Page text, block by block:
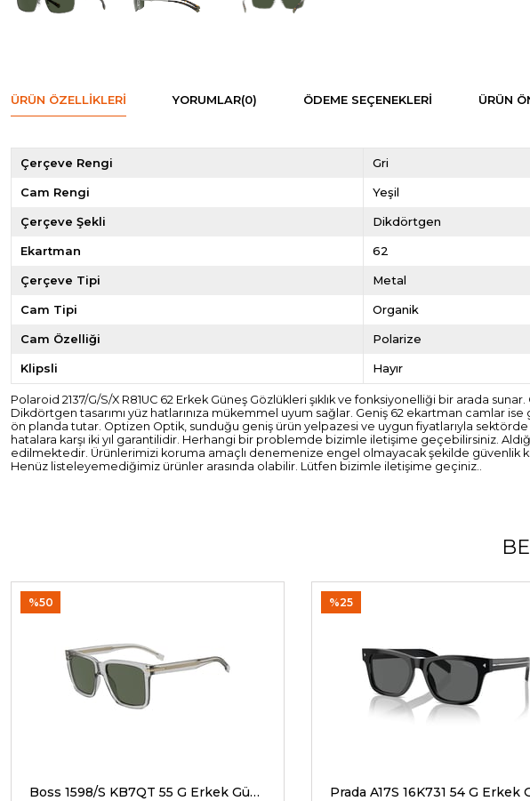
ÜRÜN ÖZELLIKLERI YORUMLAR(0) ÖDEME SEÇENEKLERI ÜRÜN
Çerçeve Rengi Gri
Cam Rengi Yeşil
Çerçeve Şekli Dikdörtgen
Ekartman 62
Çerçeve Tipi Metal
Cam Tipi Organik
Cam Özelliği Polarize
Klipsli Hayır
Polaroid 2137/G/S/X R81UC 62 Erkek Güneş Gözlükleri şıklık ve fonksiyonelliği bir arada
Dikdörtgen tasarımı yüz hatlarınıza mükemmel uyum sağlar. Geniş 62 ekartman camlar
ön planda tutar. Optizen Optik, sunduğu geniş ürün yelpazesi ve uygun fiyatlarıyla
hatalara karşı iki yıl garantilidir. Herhangi bir problemde bizimle iletişime geçebilirsiniz.
edilmektedir. Ürünlerimizi koruma amaçlı denemenize engel olmayacak şekilde güvenlik
Henüz listeleyemediğimiz ürünler arasında olabilir. Lütfen bizimle iletişime geçiniz..
Boss 1598/S KB7QT 55 G Erkek Güneş Gözlükleri
%50 %25